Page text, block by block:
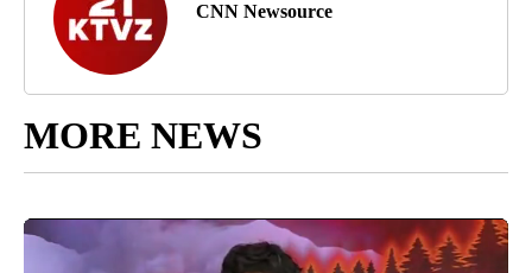
CNN Newsource
MORE NEWS